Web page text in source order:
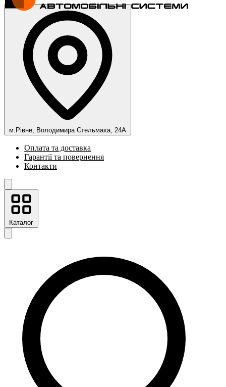
м.Рівне, Володимира Стельмаха, 24А
Оплата та доставка
Гарантії та повернення
Контакти
Каталог